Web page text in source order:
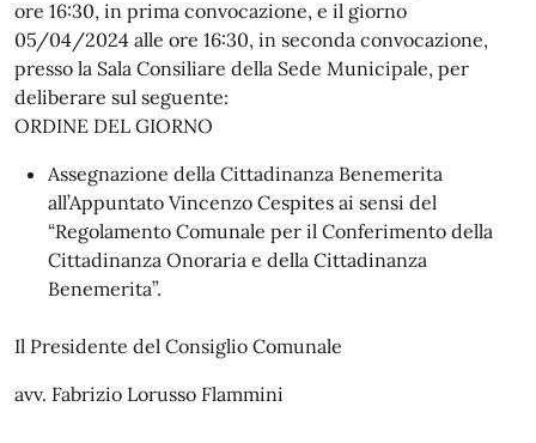
ore 16:30, in prima convocazione, e il giorno
05/04/2024 alle ore 16:30, in seconda convocazione,
presso la Sala Consiliare della Sede Municipale, per
deliberare sul seguente:
ORDINE DEL GIORNO
Assegnazione della Cittadinanza Benemerita
all’Appuntato Vincenzo Cespites ai sensi del
“Regolamento Comunale per il Conferimento della
Cittadinanza Onoraria e della Cittadinanza
Benemerita”.
Il Presidente del Consiglio Comunale
avv. Fabrizio Lorusso Flammini